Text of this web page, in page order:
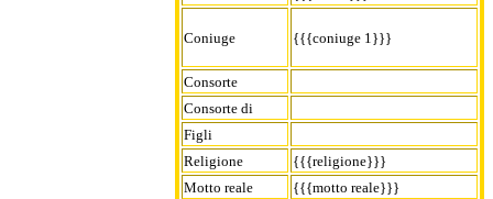
Coniuge {{{coniuge 1}}}
Consorte
Consorte di
Figli
Religione
{{{religione}}}
Motto reale
{{{motto reale}}}